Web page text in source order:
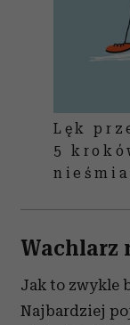
Lęk
5
Wachlarz
Jak to zwykle
Najbardziej